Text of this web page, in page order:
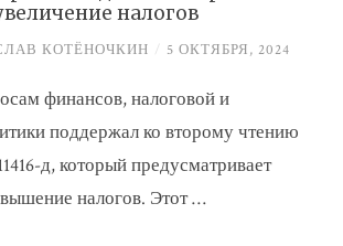
налогов
КОТЁНОЧКИН / 5 ОКТЯБРЯ, 2024
финансов, налоговой и
поддержал ко второму чтению
д, который предусматривает
налогов. Этот …